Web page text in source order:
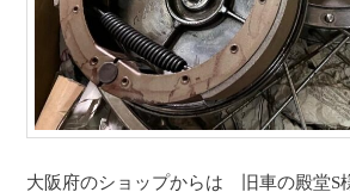
大阪府のショップからは 旧車の殿堂